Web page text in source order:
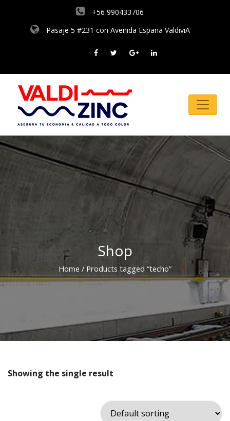
+56 990433706
Pasaje 5 #231 con Avenida España ValdiviA
Shop
Home / Products tagged “techo”
Showing the single result